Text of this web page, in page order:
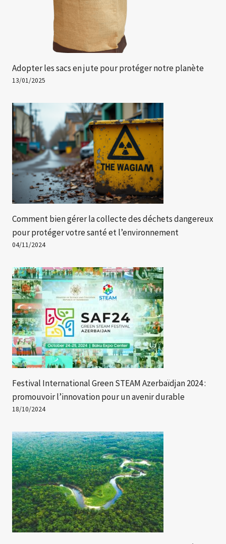
Adopter les sacs en jute pour protéger notre planète
13/01/2025
Comment bien gérer la collecte des déchets dangereux
pour protéger votre santé et l’environnement
04/11/2024
Festival International Green STEAM Azerbaïdjan 2024 :
promouvoir l’innovation pour un avenir durable
18/10/2024